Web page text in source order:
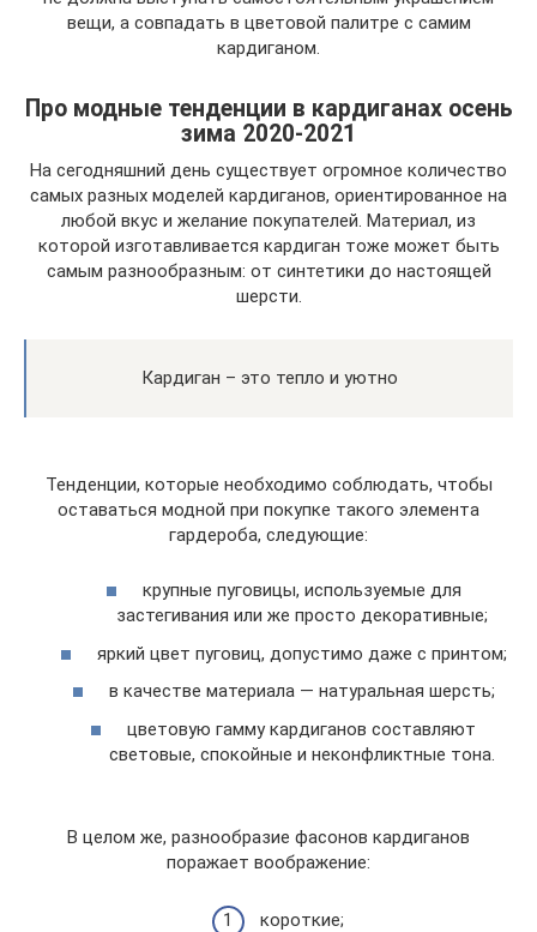
вещи, а совпадать в цветовой палитре с самим
кардиганом.
Про модные тенденции в кардиганах осень
зима 2020-2021
На сегодняшний день существует огромное количество
самых разных моделей кардиганов, ориентированное на
любой вкус и желание покупателей. Материал, из
которой изготавливается кардиган тоже может быть
самым разнообразным: от синтетики до настоящей
шерсти.
Кардиган – это тепло и уютно
Тенденции, которые необходимо соблюдать, чтобы
оставаться модной при покупке такого элемента
гардероба, следующие:
крупные пуговицы, используемые для
застегивания или же просто декоративные;
яркий цвет пуговиц, допустимо даже с принтом;
в качестве материала — натуральная шерсть;
цветовую гамму кардиганов составляют
световые, спокойные и неконфликтные тона.
В целом же, разнообразие фасонов кардиганов
поражает воображение:
короткие;